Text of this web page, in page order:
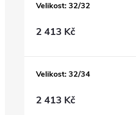
Velikost: 32/32
2 413 Kč
Velikost: 32/34
2 413 Kč